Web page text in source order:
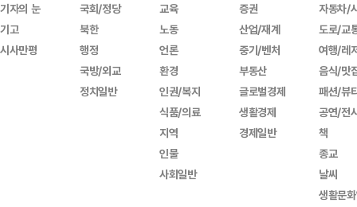
기자의 눈
기고
시사만평
국회/정당
북한
행정
국방/외교
정치일반
교육
노동
언론
환경
인권/복지
식품/의료
지역
인물
사회일반
증권
산업/재계
중기/벤처
부동산
글로벌경제
생활경제
경제일반
자동차/
도로/교
여행/레
음식/맛
패션/뷰
공연/전
책
종교
날씨
생활문